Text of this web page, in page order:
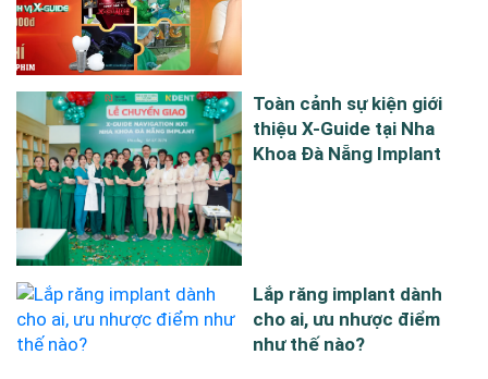
Toàn cảnh sự kiện giới
thiệu X-Guide tại Nha
Khoa Đà Nẵng Implant
Lắp răng implant dành
cho ai, ưu nhược điểm
như thế nào?